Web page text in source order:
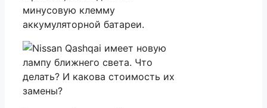
минусовую клемму
аккумуляторной батареи.